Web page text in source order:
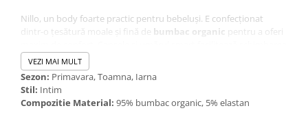
Nillo, un body foarte practic pentru bebeluși. E confecționat
dintr-o țesătură moale și fină de bumbac organic
pentru a oferi
scutecelului.
VEZI MAI MULT
Sezon: Primavara, Toamna, Iarna
Stil: Intim
Compozitie Material: 95% bumbac organic, 5% elastan